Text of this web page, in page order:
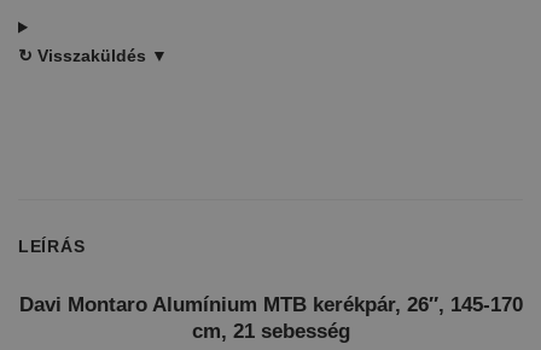
↻ Visszaküldés ▼
LEÍRÁS
Davi Montaro Alumínium MTB kerékpár, 26″, 145-170
cm, 21 sebesség